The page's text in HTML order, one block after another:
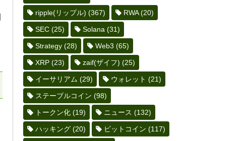
ripple(リップル) (367) RWA(20)
SEC (25) Solana (31)
Strategy (28) Web3 (65)
XRP (23) zaif(ザイフ) (25)
イーサリアム (29) ウォレット (21)
ステーブルコイン (98)
トークン化 (19) ニュース (132)
ハッキング (20) ビットコイン (117)